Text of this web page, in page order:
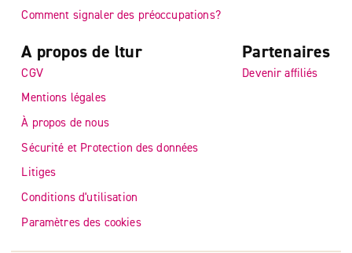
Comment signaler des préoccupations?
A propos de ltur
CGV
Mentions légales
À propos de nous
Sécurité et Protection des données
Litiges
Conditions d'utilisation
Paramètres des cookies
Partenaires
Devenir affiliés